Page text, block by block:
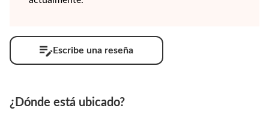
Escribe una reseña
¿Dónde está ubicado?